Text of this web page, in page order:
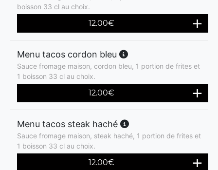
boisson 33 cl au choix.
12.00€
Menu tacos cordon bleu
Sauce fromage maison, cordon bleu, 1 portion de frites et
1 boisson 33 cl au choix.
12.00€
Menu tacos steak haché
Sauce fromage maison, steak haché, 1 portion de frites et
1 boisson 33 cl au choix.
12.00€